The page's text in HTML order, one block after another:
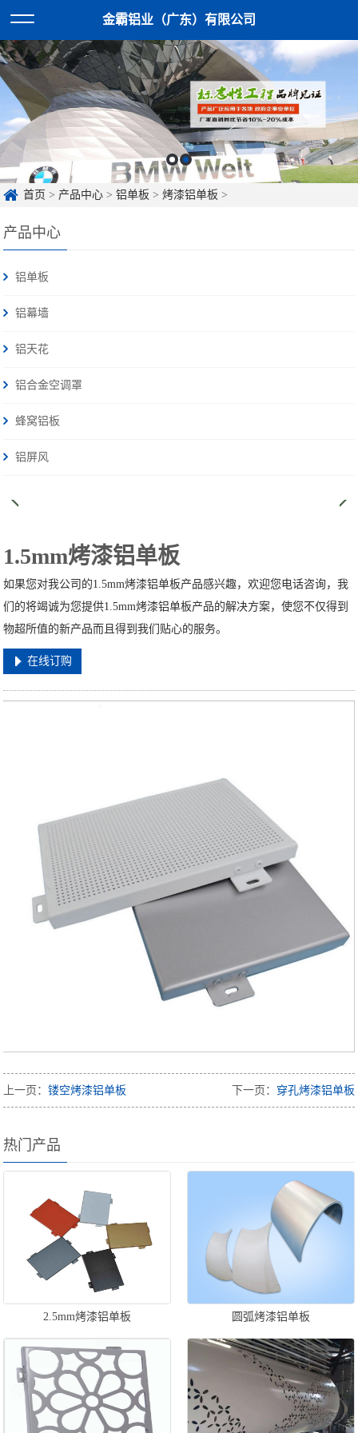
金霸铝业（广东）有限公司
首页 > 产品中心 >铝单板 >烤漆铝单板 >
产品中心
铝单板
铝幕墙
铝天花
铝合金空调罩
蜂窝铝板
铝屏风
1.5mm烤漆铝单板
如果您对我公司的1.5mm烤漆铝单板产品感兴趣，欢迎您电话咨询，我
们的将竭诚为您提供1.5mm烤漆铝单板产品的解决方案，使您不仅得到
物超所值的新产品而且得到我们贴心的服务。
在线订购
上一页：镂空烤漆铝单板 下一页： 穿孔烤漆铝单板
热门产品
2.5mm烤漆铝单板 圆弧烤漆铝单板